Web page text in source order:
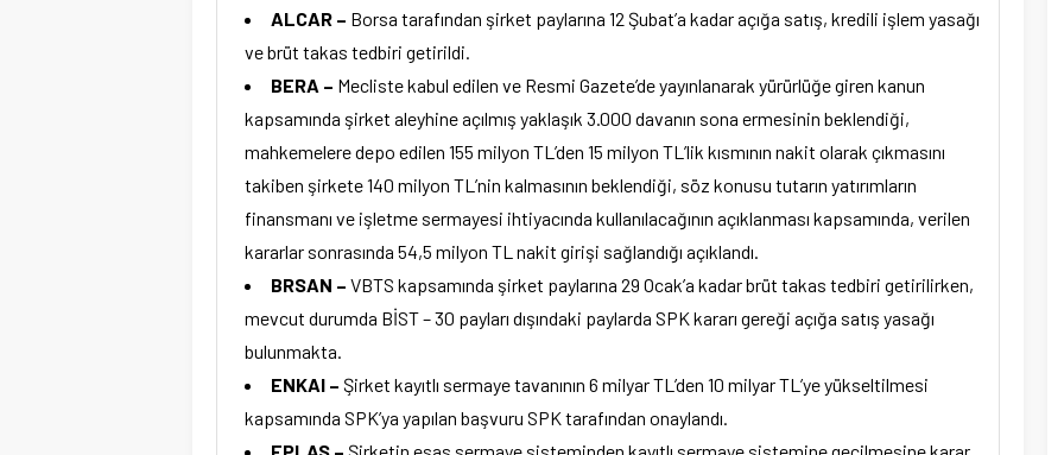
ALCAR – Borsa tarafından şirket paylarına 12 Şubat’a kadar açığa satış, kredili işlem yasağı
ve brüt takas tedbiri getirildi.
BERA – Mecliste kabul edilen ve Resmi Gazete’de yayınlanarak yürürlüğe giren kanun
kapsamında şirket aleyhine açılmış yaklaşık 3.000 davanın sona ermesinin beklendiği,
mahkemelere depo edilen 155 milyon TL’den 15 milyon TL’lik kısmının nakit olarak çıkmasını
takiben şirkete 140 milyon TL’nin kalmasının beklendiği, söz konusu tutarın yatırımların
finansmanı ve işletme sermayesi ihtiyacında kullanılacağının açıklanması kapsamında, verilen
kararlar sonrasında 54,5 milyon TL nakit girişi sağlandığı açıklandı.
BRSAN – VBTS kapsamında şirket paylarına 29 Ocak’a kadar brüt takas tedbiri getirilirken,
mevcut durumda BİST – 30 payları dışındaki paylarda SPK kararı gereği açığa satış yasağı
bulunmakta.
ENKAI – Şirket kayıtlı sermaye tavanının 6 milyar TL’den 10 milyar TL’ye yükseltilmesi
kapsamında SPK’ya yapılan başvuru SPK tarafından onaylandı.